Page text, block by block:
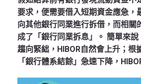
要求，便需要借入短期資金應急，
向其他銀行同業進行拆借，而相關
成了「銀行同業拆息」。 簡單來
趨向緊絀，HIBOR自然會上升；根
「銀行體系結餘」急速下降，